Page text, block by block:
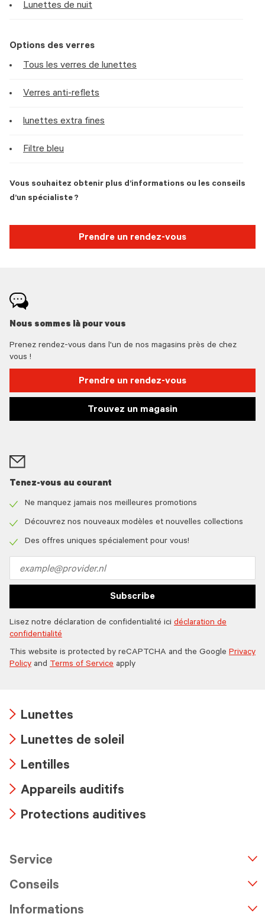
Lunettes de nuit
Options des verres
Tous les verres de lunettes
Verres anti-reflets
lunettes extra fines
Filtre bleu
Vous souhaitez obtenir plus d’informations ou les conseils
d’un spécialiste ?
Prendre un rendez-vous
Nous sommes là pour vous
Prenez rendez-vous dans l'un de nos magasins près de chez
vous !
Prendre un rendez-vous
Trouvez un magasin
Tenez-vous au courant
icon
Ne manquez jamais nos meilleures promotions
icon
Découvrez nos nouveaux modèles et nouvelles collections
Des offres uniques spécialement pour vous!
address
Subscribe
Lisez notre déclaration de confidentialité ici déclaration de
confidentialité
This website is protected by reCAPTCHA and the Google Privacy
Policy and Terms of Service apply
icon
Lunettes
icon
Lunettes de soleil
icon
Lentilles
icon
Appareils auditifs
Protections auditives
Service
Conseils
Informations